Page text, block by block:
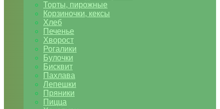
Торты, пирожные
Корзиночки, кексы
Хлеб
Печенье
Хворост
Рогалики
Булочки
Бисквит
Пахлава
Лепешки
Пряники
Пицца